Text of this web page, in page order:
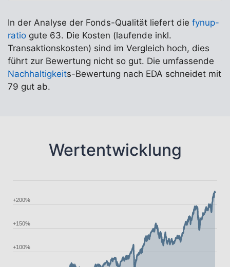
In der Analyse der Fonds-Qualität liefert die fynup-
ratio gute 63. Die Kosten (laufende inkl.
Transaktionskosten) sind im Vergleich hoch, dies
führt zur Bewertung nicht so gut. Die umfassende
Nachhaltigkeits-Bewertung nach EDA schneidet mit
79 gut ab.
Wertentwicklung
+100%
+150%
+200%